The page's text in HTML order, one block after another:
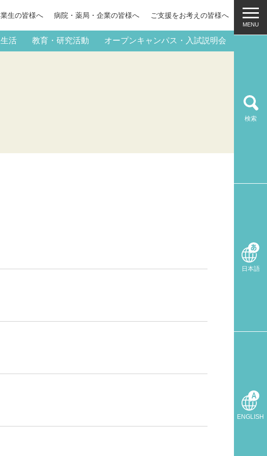
生の皆様へ 病院・薬局・企業の皆様へ ご支援をお考えの皆様へ
活 教育・研究活動 オープンキャンパス・入試説明会
検索
日本語
ENGLISH